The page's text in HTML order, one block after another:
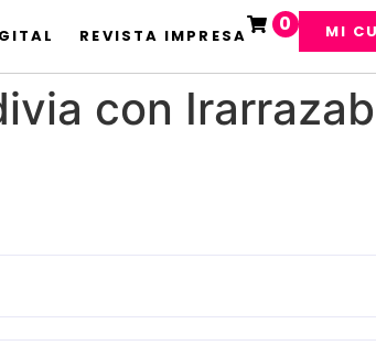
REVISTA IMPRESA 0 MI
con